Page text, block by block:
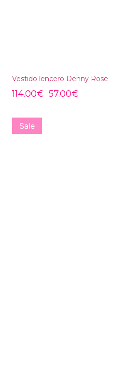
Vestido lencero Denny Rose
114.00€ 57.00€
Sale